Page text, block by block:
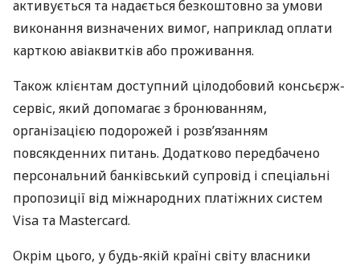
активується та надається безкоштовно за умови
виконання визначених вимог, наприклад оплати
карткою авіаквитків або проживання.
Також клієнтам доступний цілодобовий консьєрж-
сервіс, який допомагає з бронюванням,
організацією подорожей і розв’язанням
повсякденних питань. Додатково передбачено
персональний банківський супровід і спеціальні
пропозиції від міжнародних платіжних систем
Visa та Mastercard.
Окрім цього, у будь-якій країні світу власники